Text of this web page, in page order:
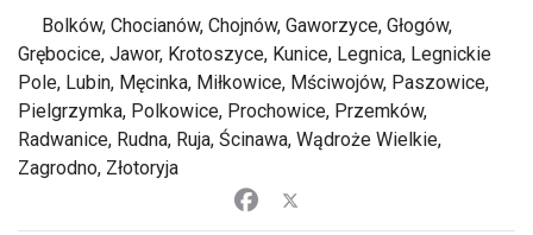
Bolków, Chocianów, Chojnów, Gaworzyce, Głogów,
Grębocice, Jawor, Krotoszyce, Kunice, Legnica, Legnickie
Pole, Lubin, Męcinka, Miłkowice, Mściwojów, Paszowice,
Pielgrzymka, Polkowice, Prochowice, Przemków,
Radwanice, Rudna, Ruja, Ścinawa, Wądroże Wielkie,
Zagrodno, Złotoryja